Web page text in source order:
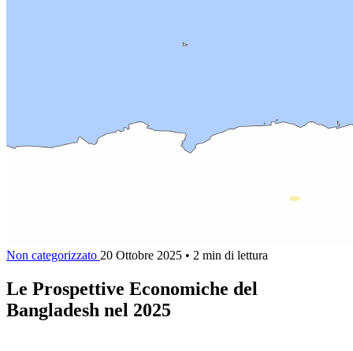
Non categorizzato 20 Ottobre 2025 • 2 min di lettura
Le Prospettive Economiche del
Bangladesh nel 2025